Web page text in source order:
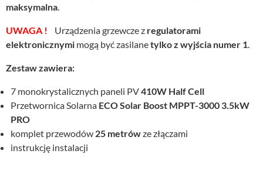
maksymalna
UWAGA ! Urządzenia grzewcze z regulatorami
elektronicznymi mogą być zasilanetylko z wyjścia numer 1
Zestaw zawiera:
7 monokrystalicznych paneli PV410W Half Cell
Przetwornica Solarna ECO Solar Boost MPPT-3000 3.5kW
PRO
komplet przewodów 25 metrówze złączami
instrukcję instalacji